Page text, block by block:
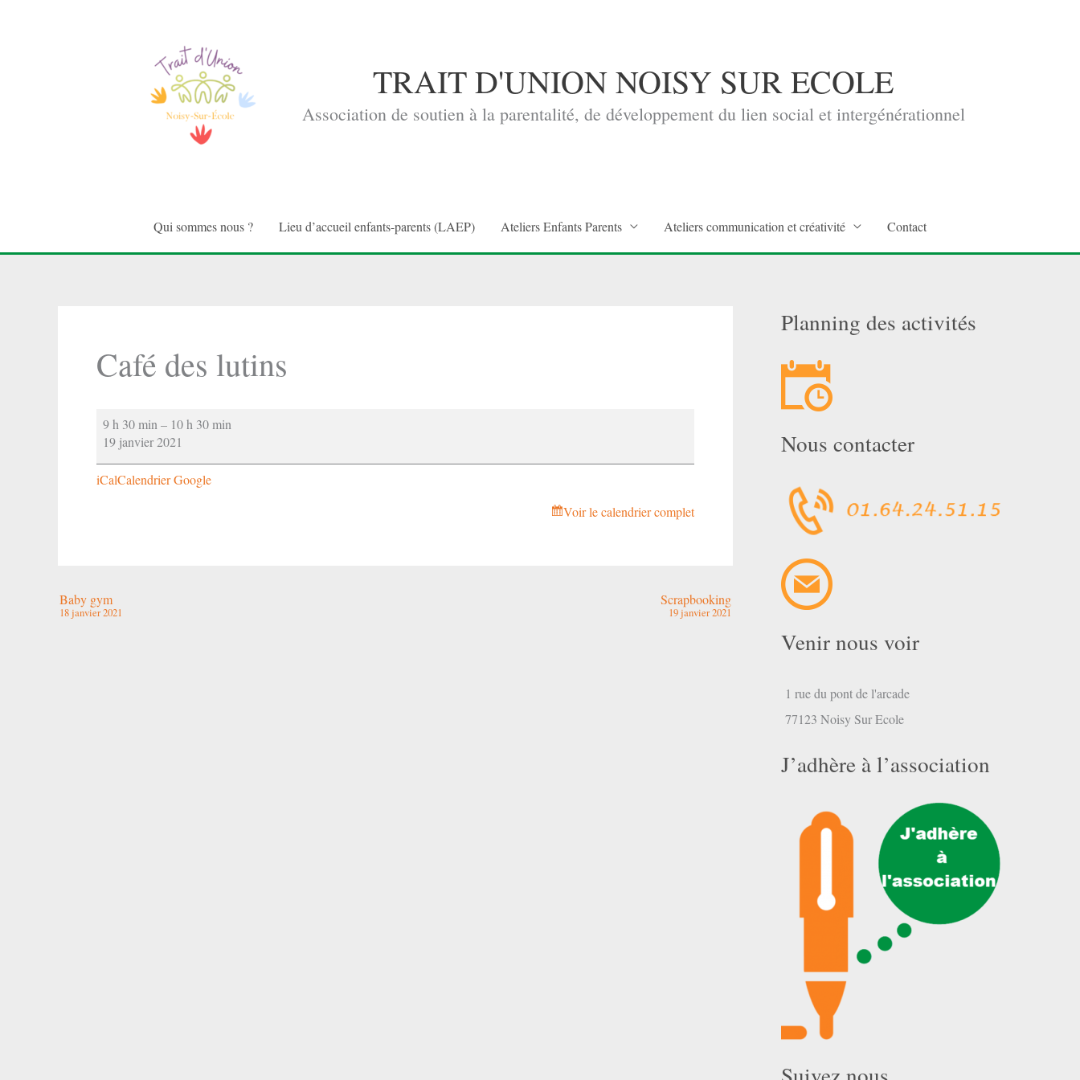
TRAIT D'UNION NOISY SUR ECOLE
Association de soutien à la parentalité, de développement du lien social et intergénérationnel
Qui sommes nous ? Lieu d’accueil enfants-parents (LAEP) Ateliers Enfants Parents Ateliers communication et créativité Contact
Café des lutins
Café
des
lutins
9 h 30 min – 10 h 30 min
19 janvier 2021
iCalCalendrier Google
Voir le calendrier complet
Baby gym
18 janvier 2021
Scrapbooking
19 janvier 2021
Planning des activités
Nous contacter
Venir nous voir
1 rue du pont de l'arcade
77123 Noisy Sur Ecole
J’adhère à l’association